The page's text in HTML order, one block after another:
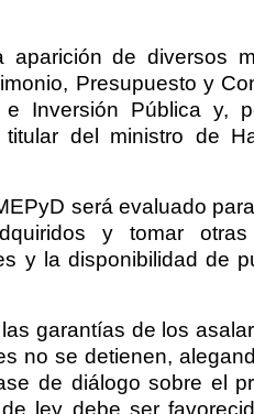
de diversos
Presupuesto y
e Inversión Pública y,
del ministro de
será evaluado
y tomar otras
y la disponibilidad de
garantías de los
no se detienen,
de diálogo sobre el